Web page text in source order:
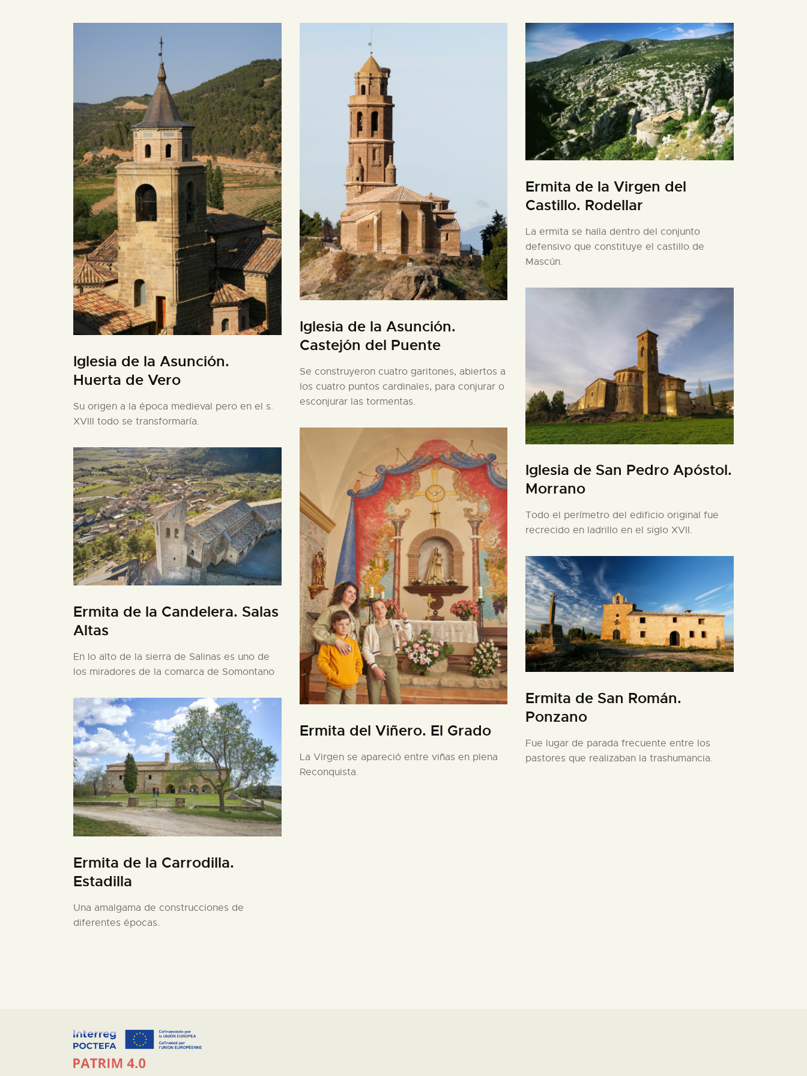
Iglesia de la Asunción.
Huerta de Vero
Su origen a la época medieval pero en el s.
XVIII todo se transformaría.
Iglesia de la Asunción.
Castejón del Puente
Se construyeron cuatro garitones, abiertos a
los cuatro puntos cardinales, para conjurar o
esconjurar las tormentas.
Ermita de la Virgen del
Castillo. Rodellar
La ermita se halla dentro del conjunto
defensivo que constituye el castillo de
Mascún.
Iglesia de San Pedro Apóstol.
Morrano
Todo el perímetro del edificio original fue
recrecido en ladrillo en el siglo XVII.
Ermita del Viñero. El Grado
La Virgen se apareció entre viñas en plena
Reconquista.
Ermita de la Candelera. Salas
Altas
En lo alto de la sierra de Salinas es uno de
los miradores de la comarca de Somontano
Ermita de San Román.
Ponzano
Fue lugar de parada frecuente entre los
pastores que realizaban la trashumancia.
Ermita de la Carrodilla.
Estadilla
Una amalgama de construcciones de
diferentes épocas.